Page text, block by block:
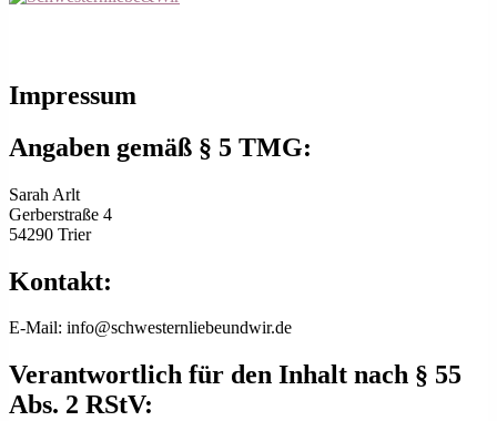
Impressum
Angaben gemäß § 5 TMG:
Sarah Arlt
Gerberstraße 4
54290 Trier
Kontakt:
E-Mail: info@schwesternliebeundwir.de
Verantwortlich für den Inhalt nach § 55
Abs. 2 RStV: